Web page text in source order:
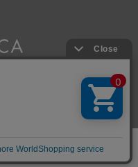
Rights Reserved.